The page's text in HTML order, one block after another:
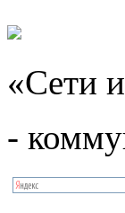
«Сети
-